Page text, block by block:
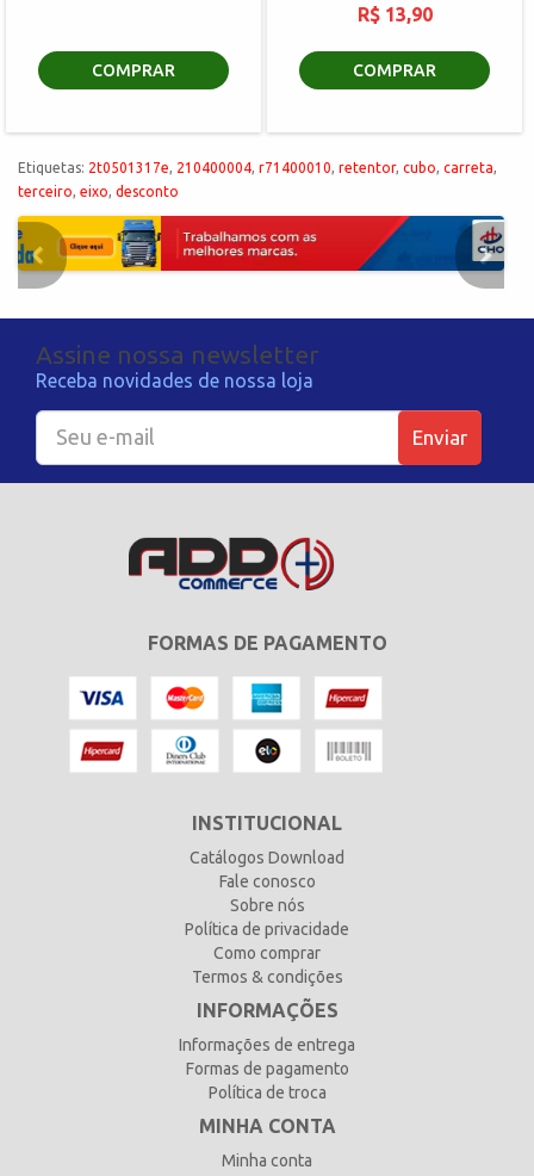
COMPRAR
R$ 13,90
COMPRAR
Etiquetas: 2t0501317e, 210400004, r71400010, retentor, cubo, carreta,
terceiro, eixo, desconto
Assine nossa newsletter
Receba novidades de nossa loja
Enviar
FORMAS DE PAGAMENTO
INSTITUCIONAL
Catálogos Download
Fale conosco
Sobre nós
Política de privacidade
Como comprar
Termos & condições
INFORMAÇÕES
Informações de entrega
Formas de pagamento
Política de troca
MINHA CONTA
Minha conta